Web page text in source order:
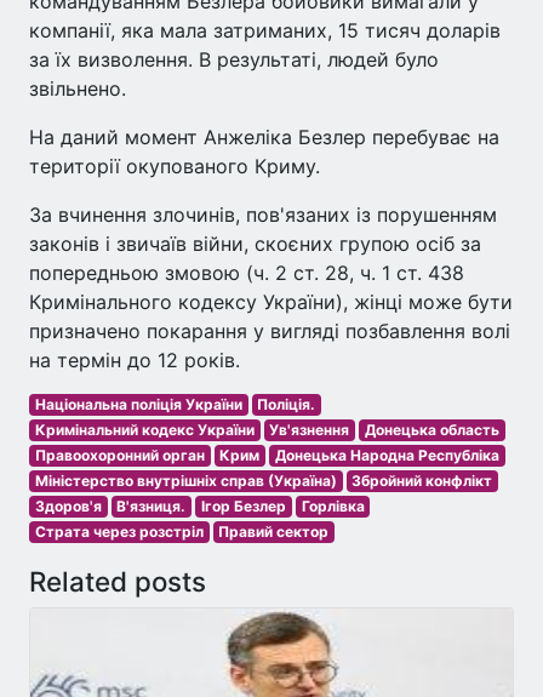
компанії, яка мала затриманих, 15 тисяч доларів
за їх визволення. В результаті, людей було
звільнено.
На даний момент Анжеліка Безлер перебуває на
території окупованого Криму.
За вчинення злочинів, пов'язаних із порушенням
законів і звичаїв війни, скоєних групою осіб за
попередньою змовою (ч. 2 ст. 28, ч. 1 ст. 438
Кримінального кодексу України), жінці може бути
призначено покарання у вигляді позбавлення волі
на термін до 12 років.
Національна поліція України
Поліція.
Кримінальний кодекс України
Ув'язнення
Донецька область
Правоохоронний орган
Крим
Донецька Народна Республіка
Міністерство внутрішніх справ (Україна)
Збройний конфлікт
Здоров'я
В'язниця. Ігор Безлер
Горлівка
Страта через розстріл
Правий сектор
Related posts